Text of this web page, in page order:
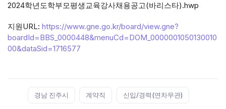
2024학년도학부모평생교육강사채용공고(바리스타).hwp
지원URL: https://www.gne.go.kr/board/view.gne?
boardId=BBS_0000448&menuCd=DOM_0000001050130010
00&dataSid=1716577
경남 진주시 계약직 신입/경력(연차무관)